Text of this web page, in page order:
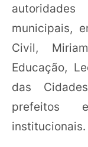
municipais,
Civil,
Educação,
das
prefeitos
institucionais.